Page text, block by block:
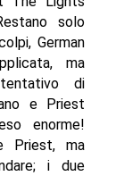
solo
German
ma
di
e Priest
enorme!
Priest, ma
i due